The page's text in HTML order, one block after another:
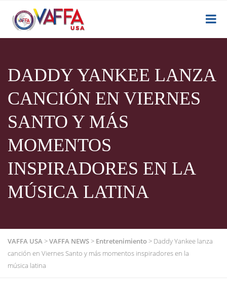
DADDY YANKEE LANZA
CANCIÓN EN VIERNES
SANTO Y MÁS
MOMENTOS
INSPIRADORES EN LA
MÚSICA LATINA
VAFFA USA>VAFFA NEWS> Entretenimiento> Daddy Yankee lanza
canción en Viernes Santo y más momentos inspiradores en la
música latina